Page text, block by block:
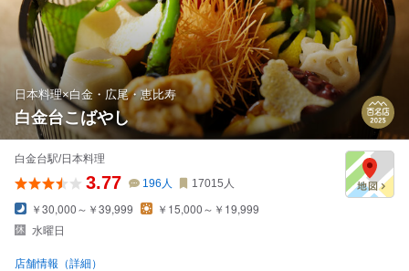
日本料理×白金・広尾・恵比寿
白金台こばやし
白金台駅/日本料理
3.77 196 人 17015 人
￥30,000～￥39,999
￥15,000～￥19,999
水曜日
店舗情報（詳細）